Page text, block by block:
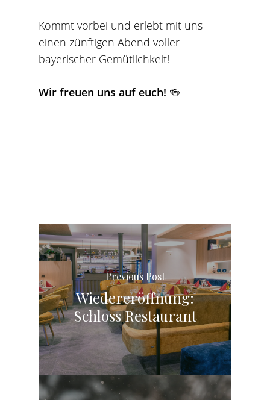
Kommt vorbei und erlebt mit uns
einen zünftigen Abend voller
bayerischer Gemütlichkeit!
Wir freuen uns auf euch! 🍻
Previous Post
Wiedereröffnung:
Schloss Restaurant